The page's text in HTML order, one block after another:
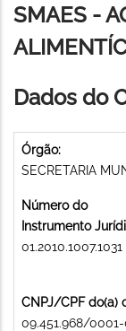
navegação
SMAES -
Dados do
Órgão:
SECRETARIA
Número do
Instrumento
01.2010.1007.1031
CNPJ/CPF do(a)
09.451.968/0001-